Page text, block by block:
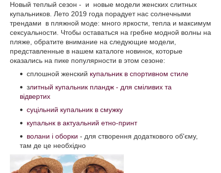
Новый теплый сезон - и новые модели женских слитных
купальников. Лето 2019 года порадует нас солнечными
трендами в пляжной моде: много яркости, тепла и максимум
сексуальности. Чтобы оставаться на гребне модной волны на
пляже, обратите внимание на следующие модели,
представленные в нашем каталоге новинок, которые
оказались на пике популярности в этом сезоне:
сплошной женский купальник в спортивном стиле
злитный купальник пландж - для сміливих та
відвертих
суцільний купальник в смужку
купальнк в актуальний етно-принт
волани і оборки - для створення додаткового об'єму,
там де це необхідно